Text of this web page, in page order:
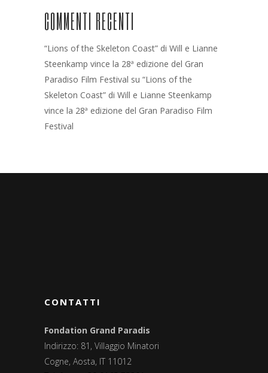
COMMENTI RECENTI
“Lions of the Skeleton Coast” di Will e Lianne
Steenkamp vince la 28ª edizione del Gran
Paradiso Film Festival su “Lions of the
Skeleton Coast” di Will e Lianne Steenkamp
vince la 28ª edizione del Gran Paradiso Film
Festival
CONTATTI
Fondation Grand Paradis
Indirizzo: 81, Villaggio Minatori
Cogne, Aosta, IT 11012